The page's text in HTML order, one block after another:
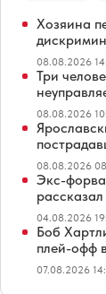
Хозяина
08.08.2026
Три
08.08.2026
08.08.2026
Экс-
04.08.2026
Боб
плей-офф
07.08.2026